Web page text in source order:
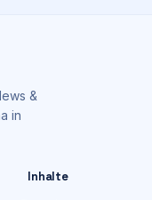
&
in
Inhalte